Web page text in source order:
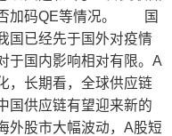
否加码QE等情况。 国
国已经先于国外对疫情
于国内影响相对有限。A
，长期看，全球供应链
国供应链有望迎来新的
股市大幅波动，A股短